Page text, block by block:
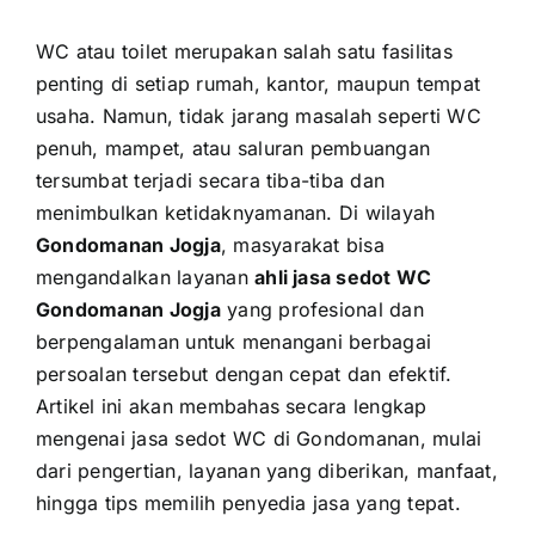
WC atau toilet merupakan salah satu fasilitas
penting di setiap rumah, kantor, maupun tempat
usaha. Namun, tidak jarang masalah seperti WC
penuh, mampet, atau saluran pembuangan
tersumbat terjadi secara tiba-tiba dan
menimbulkan ketidaknyamanan. Di wilayah
Gondomanan Jogja, masyarakat bisa
mengandalkan layananahli jasa sedot WC
Gondomanan Jogjayang profesional dan
berpengalaman untuk menangani berbagai
persoalan tersebut dengan cepat dan efektif.
Artikel ini akan membahas secara lengkap
mengenai jasa sedot WC di Gondomanan, mulai
dari pengertian, layanan yang diberikan, manfaat,
hingga tips memilih penyedia jasa yang tepat.